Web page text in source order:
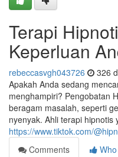
Terapi
Keperluan
rebeccasvgh043726 326
Apakah Anda sedang
menghampiri? Pengobatan
beragam masalah, seperti
nyenyak. Ahli terapi hipnotis
https://www.tiktok.com/
Comments